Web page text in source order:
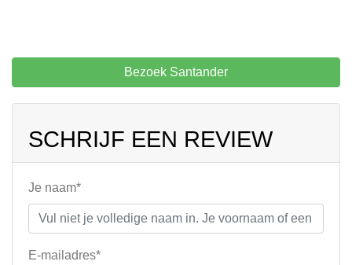
Bezoek Santander
SCHRIJF EEN REVIEW
Je naam*
E-mailadres*